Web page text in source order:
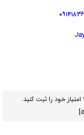
خود را ثبت کنید.
5
]